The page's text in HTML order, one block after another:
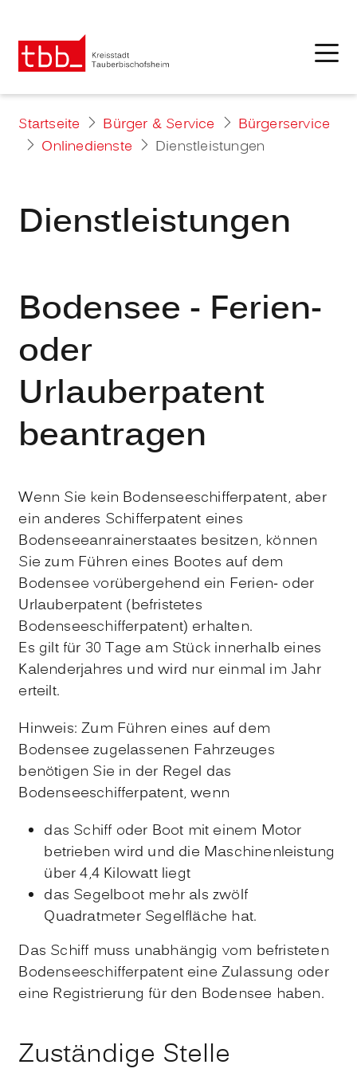
Startseite Bürger & Service
Bürgerservice
Onlinedienste
Dienstleistungen
Dienstleistungen
Bodensee - Ferien-
oder
Urlauberpatent
beantragen
Wenn Sie kein Bodenseeschifferpatent, aber
ein anderes Schifferpatent eines
Bodenseeanrainerstaates besitzen, können
Sie zum Führen eines Bootes auf dem
Bodensee vorübergehend ein Ferien- oder
Urlauberpatent (befristetes
Bodenseeschifferpatent) erhalten.
Es gilt für 30 Tage am Stück innerhalb eines
Kalenderjahres und wird nur einmal im Jahr
erteilt.
Hinweis: Zum Führen eines auf dem
Bodensee zugelassenen Fahrzeuges
benötigen Sie in der Regel das
Bodenseeschifferpatent, wenn
das Schiff oder Boot mit einem Motor
betrieben wird und die Maschinenleistung
über 4,4 Kilowatt liegt
das Segelboot mehr als zwölf
Quadratmeter Segelfläche hat.
Das Schiff muss unabhängig vom befristeten
Bodenseeschifferpatent eine Zulassung oder
eine Registrierung für den Bodensee haben.
Zuständige Stelle